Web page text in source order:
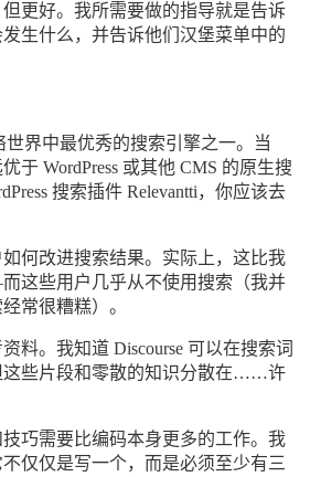
更好。我所需要做的指导就是告诉
生什么，并告诉他们汉堡菜单中的
世界中最优秀的搜索引擎之一。当
于 WordPress 或其他 CMS 的原生搜
搜索插件 Relevantti，你应该去
何改进搜索结果。实际上，这比我
这些用户几乎从不使用搜索（我并
常很糟糕）。
料。我知道 Discourse 可以在搜索词
些片段和零散的知识分散在……许
巧需要比编码本身更多的工作。我
仅仅是写一个，而是必须至少有三